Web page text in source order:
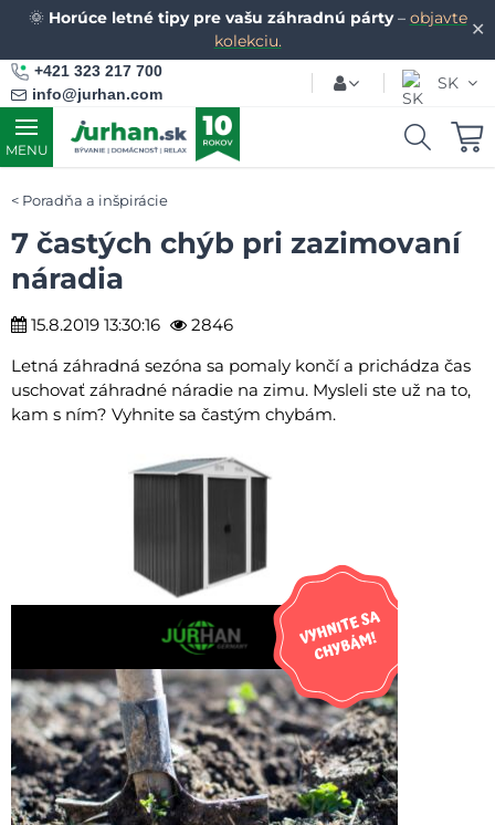
✕
🌞 Horúce letné tipy pre vašu záhradnú párty– objavte
kolekciu.
+421 323 217 700
info@jurhan.com
SK
MENU
Poradňa a inšpirácie
7 častých chýb pri zazimovaní
náradia
15.8.2019 13:30:16
2846
Letná záhradná sezóna sa pomaly končí a prichádza čas
uschovať záhradné náradie na zimu. Mysleli ste už na to,
kam s ním? Vyhnite sa častým chybám.